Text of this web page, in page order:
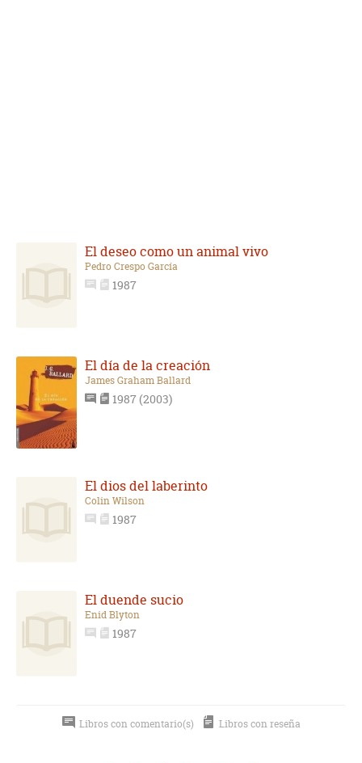
El deseo como un animal vivo
Pedro Crespo García
1987
El día de la creación
James Graham Ballard
1987 (2003)
El dios del laberinto
Colin Wilson
1987
El duende sucio
Enid Blyton
1987
Libros con comentario(s) Libros con reseña